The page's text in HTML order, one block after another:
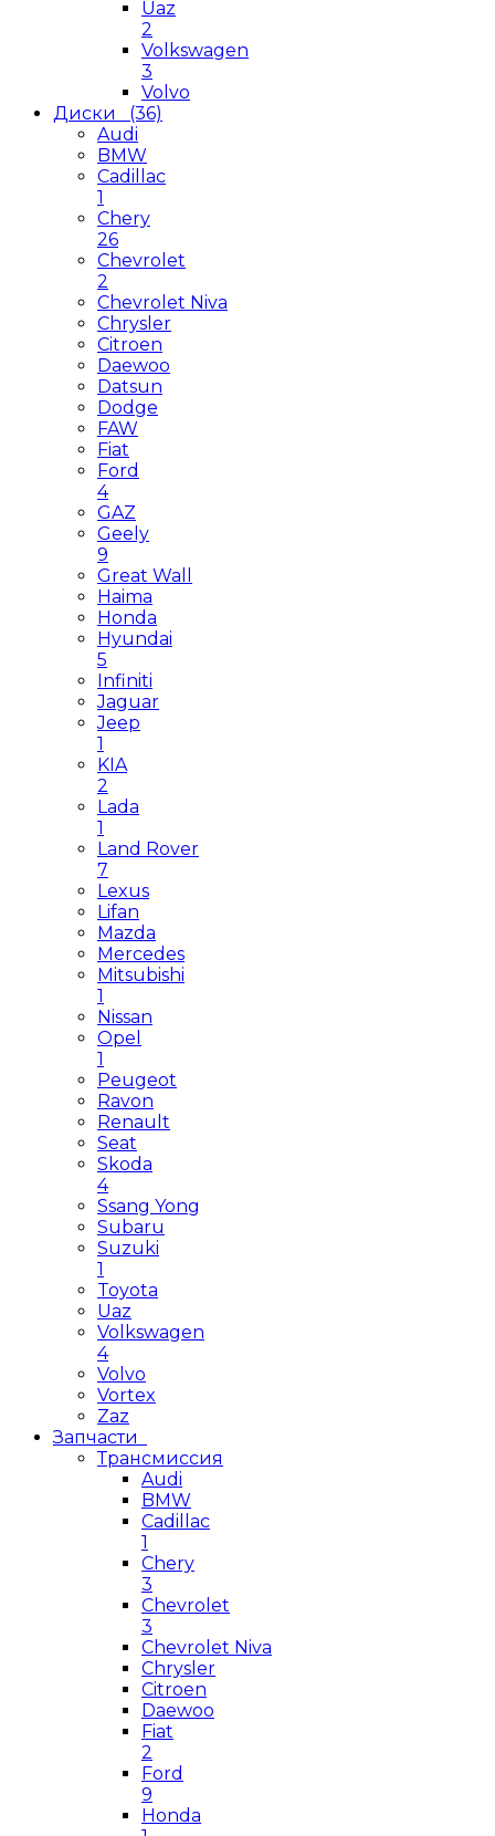
Uaz
2
Volkswagen
3
Volvo
Диски (36)
Audi
BMW
Cadillac
1
Chery
26
Chevrolet
2
Chevrolet Niva
Chrysler
Citroen
Daewoo
Datsun
Dodge
FAW
Fiat
Ford
4
GAZ
Geely
9
Great Wall
Haima
Honda
Hyundai
5
Infiniti
Jaguar
Jeep
1
KIA
2
Lada
1
Land Rover
7
Lexus
Lifan
Mazda
Mercedes
Mitsubishi
1
Nissan
Opel
1
Peugeot
Ravon
Renault
Seat
Skoda
4
Ssang Yong
Subaru
Suzuki
1
Toyota
Uaz
Volkswagen
4
Volvo
Vortex
Zaz
Запчасти
Трансмиссия
Audi
BMW
Cadillac
1
Chery
3
Chevrolet
3
Chevrolet Niva
Chrysler
Citroen
Daewoo
Fiat
2
Ford
9
Honda